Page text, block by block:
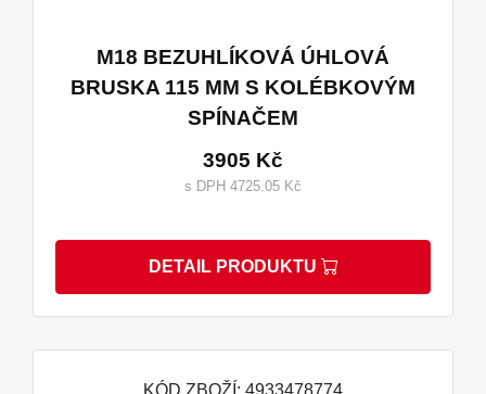
M18 BEZUHLÍKOVÁ ÚHLOVÁ
BRUSKA 115 MM S KOLÉBKOVÝM
SPÍNAČEM
3905 Kč
s DPH 4725.05 Kč
DETAIL PRODUKTU